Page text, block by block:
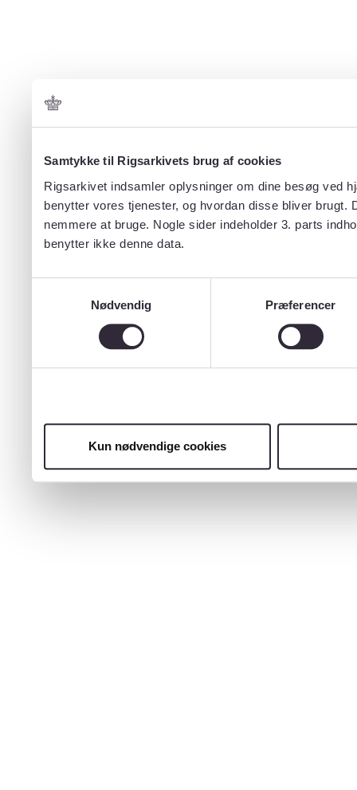
Samtykke til Rigsarkivets brug af cookies
Rigsarkivet indsamler oplysninger om dine besøg ved
benytter vores tjenester, og hvordan disse bliver
nemmere at bruge. Nogle sider indeholder 3. parts
benytter ikke denne data.
Nødvendig
Præferencer
Kun nødvendige cookies